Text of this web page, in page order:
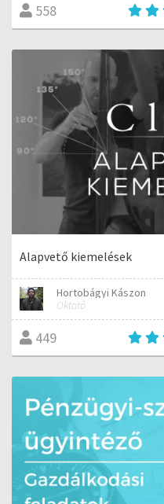
558
Alapvető kiemelések
Hortobágyi Kászon
Oktató
449